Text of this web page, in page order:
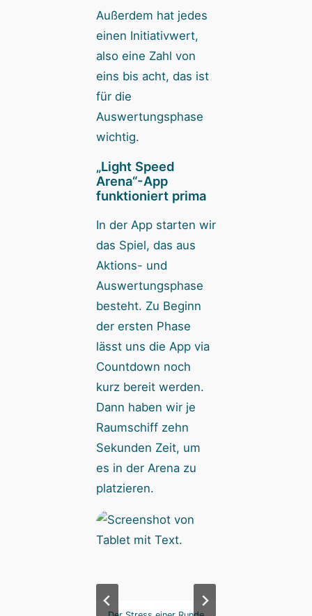
Außerdem hat jedes
einen Initiativwert,
also eine Zahl von
eins bis acht, das ist
für die
Auswertungsphase
wichtig.
„Light Speed
Arena“-App
funktioniert prima
In der App starten wir
das Spiel, das aus
Aktions- und
Auswertungsphase
besteht. Zu Beginn
der ersten Phase
lässt uns die App via
Countdown noch
kurz bereit werden.
Dann haben wir je
Raumschiff zehn
Sekunden Zeit, um
es in der Arena zu
platzieren.